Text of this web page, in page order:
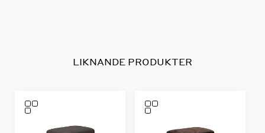
LIKNANDE PRODUKTER